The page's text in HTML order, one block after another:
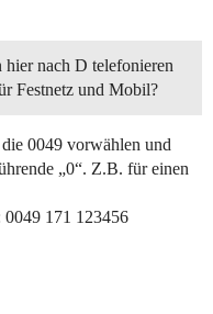
nach D telefonieren
Festnetz und Mobil?
0049 vorwählen und
„0“. Z.B. für einen
171 123456